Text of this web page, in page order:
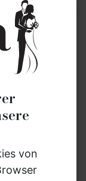
Tag
jede Figur
von